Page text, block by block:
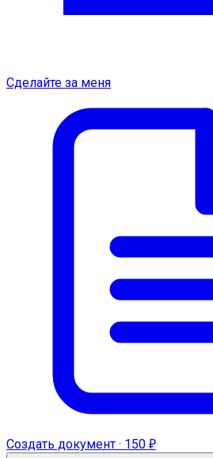
Сделайте за меня
Создать документ · 150 ₽